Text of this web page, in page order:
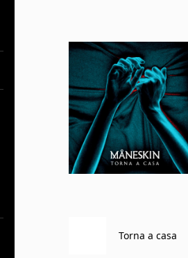
Torna a casa